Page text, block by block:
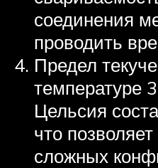
соединения
проводить
Предел
температуре
Цельсия
что
сложных